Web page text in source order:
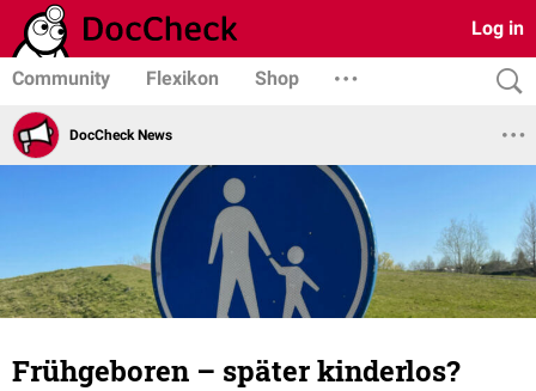
Log in
Community Flexikon Shop
DocCheck News
Frühgeboren – später kinderlos?